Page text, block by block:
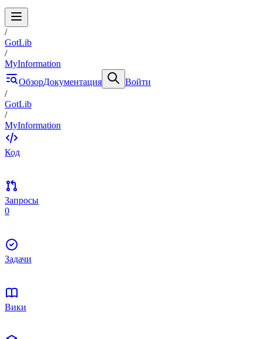
/
GotLib
/
MyInformation
ОбзорДокументация
Войти
/
GotLib
/
MyInformation
Код
Запросы
0
Задачи
Вики